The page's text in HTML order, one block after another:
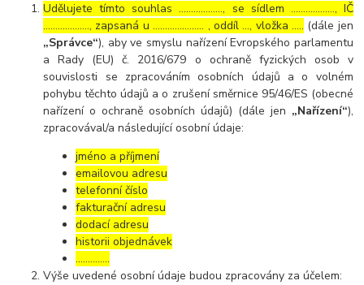
Udělujete tímto souhlas ……………..., se sídlem ………………, IČ
………………., zapsaná u ………………… , oddíl …, vložka ….. (dále jen
„Správce“), aby ve smyslu nařízení Evropského parlamentu
a Rady (EU) č. 2016/679 o ochraně fyzických osob v
souvislosti se zpracováním osobních údajů a o volném
pohybu těchto údajů a o zrušení směrnice 95/46/ES (obecné
nařízení o ochraně osobních údajů) (dále jen „Nařízení“),
zpracovával/a následující osobní údaje:
jméno a příjmení
emailovou adresu
telefonní číslo
fakturační adresu
dodací adresu
historii objednávek
…………..
Výše uvedené osobní údaje budou zpracovány za účelem: